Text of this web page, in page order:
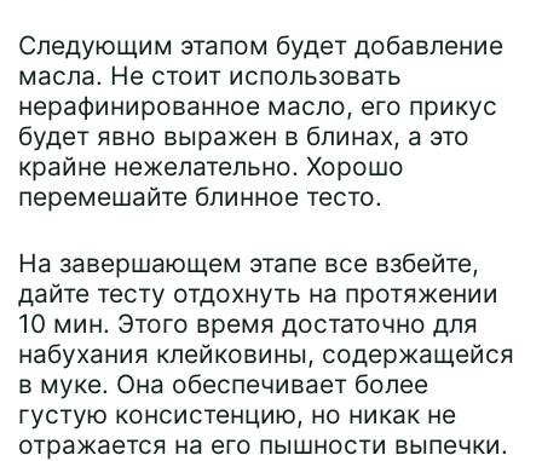
Следующим этапом будет добавление
масла. Не стоит использовать
нерафинированное масло, его прикус
будет явно выражен в блинах, а это
крайне нежелательно. Хорошо
перемешайте блинное тесто.
На завершающем этапе все взбейте,
дайте тесту отдохнуть на протяжении
10 мин. Этого время достаточно для
набухания клейковины, содержащейся
в муке. Она обеспечивает более
густую консистенцию, но никак не
отражается на его пышности выпечки.